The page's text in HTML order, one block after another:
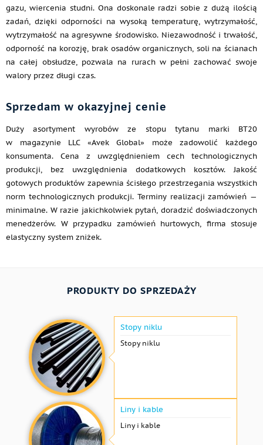
gazu, wiercenia studni. Ona doskonale radzi sobie z dużą ilością
zadań, dzięki odporności na wysoką temperaturę, wytrzymałość,
wytrzymałość na agresywne środowisko. Niezawodność i trwałość,
odporność na korozję, brak osadów organicznych, soli na ścianach
na całej obsłudze, pozwala na rurach w pełni zachować swoje
walory przez długi czas.
Sprzedam w okazyjnej cenie
Duży asortyment wyrobów ze stopu tytanu marki ВТ20
w magazynie LLC «Avek Global» może zadowolić każdego
konsumenta. Cena z uwzględnieniem cech technologicznych
produkcji, bez uwzględnienia dodatkowych kosztów. Jakość
gotowych produktów zapewnia ścisłego przestrzegania wszystkich
norm technologicznych produkcji. Terminy realizacji zamówień —
minimalne. W razie jakichkolwiek pytań, doradzić doświadczonych
menedżerów. W przypadku zamówień hurtowych, firma stosuje
elastyczny system zniżek.
PRODUKTY DO SPRZEDAŻY
Stopy niklu
Stopy niklu
Liny i kable
Liny i kable